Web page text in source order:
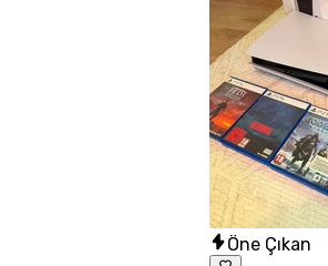
Öne Çıkan